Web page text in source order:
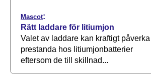
Mascot:
Rätt laddare för litiumjon
Valet av laddare kan kraftigt påverka
prestanda hos litiumjonbatterier
eftersom de till skillnad...